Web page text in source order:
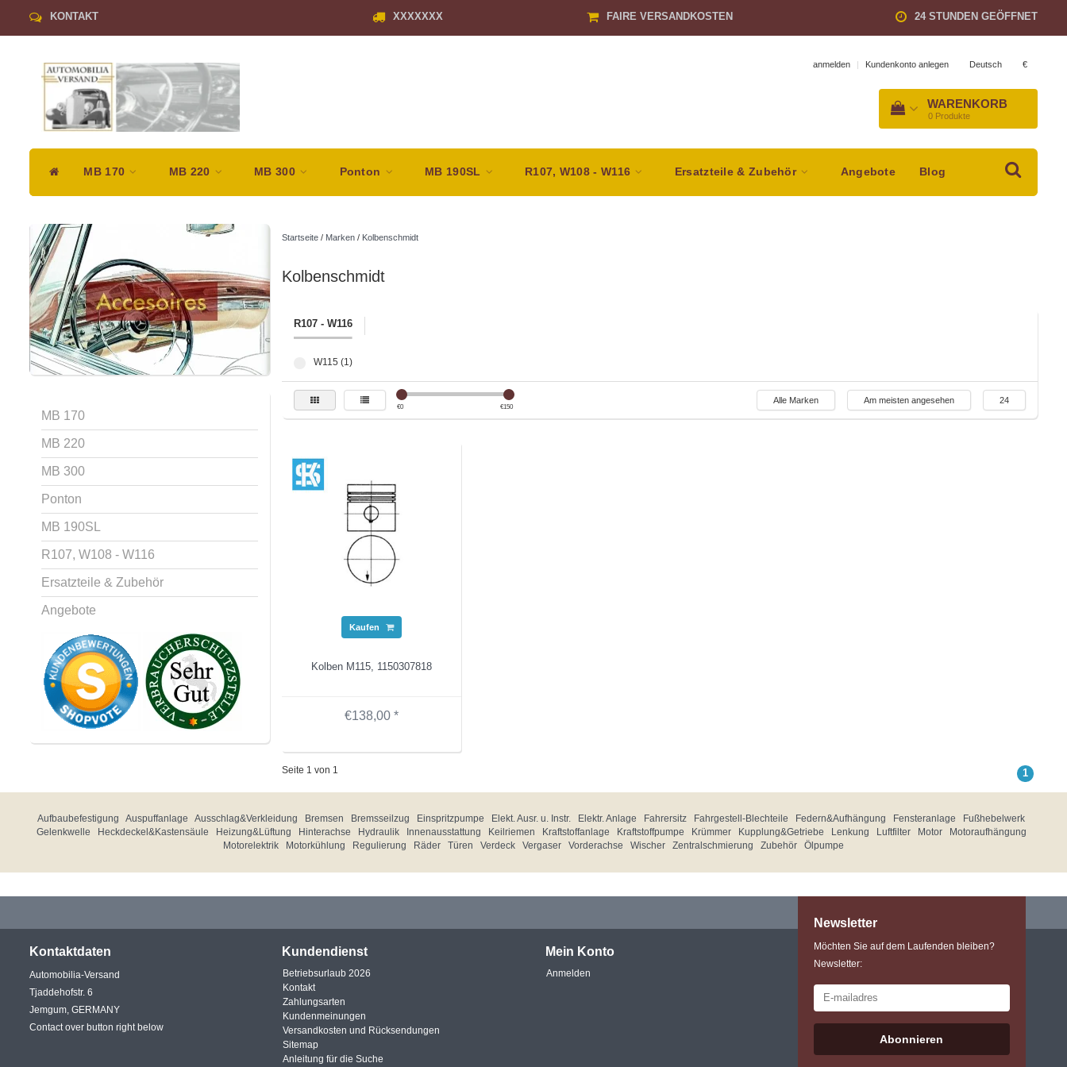
KONTAKT XXXXXXX FAIRE VERSANDKOSTEN 24 STUNDEN GEÖFFNET
anmelden | Kundenkonto anlegen Deutsch €
WARENKORB
0 Produkte
MB 170 MB 220 MB 300 Ponton MB 190SL R107, W108 - W116 Ersatzteile & Zubehör Angebote Blog
MB 170
MB 220
MB 300
Ponton
MB 190SL
R107, W108 - W116
Ersatzteile & Zubehör
Angebote
Startseite/ Marken/ Kolbenschmidt
Kolbenschmidt
R107 - W116
W115 (1)
€0 €150
Alle Marken Am meisten angesehen 24
Kaufen
Kolben M115, 1150307818
€138,00 *
Seite 1 von 1 1
Aufbaubefestigung Auspuffanlage Ausschlag&Verkleidung Bremsen Bremsseilzug Einspritzpumpe Elekt. Ausr. u. Instr. Elektr. Anlage Fahrersitz Fahrgestell-Blechteile Federn&Aufhängung Fensteranlage
Fußhebelwerk
Gelenkwelle
Heckdeckel&Kastensäule Heizung&Lüftung Hinterachse Hydraulik Innenausstattung Keilriemen Kraftstoffanlage Kraftstoffpumpe Krümmer Kupplung&Getriebe Lenkung Luftfilter Motor
Motoraufhängung
Motorelektrik
Motorkühlung Regulierung Räder Türen Verdeck Vergaser Vorderachse Wischer Zentralschmierung Zubehör Ölpumpe
Kontaktdaten
Automobilia-Versand
Tjaddehofstr. 6
Jemgum, GERMANY
Contact over button right below
Kundendienst
Betriebsurlaub 2026
Kontakt
Zahlungsarten
Kundenmeinungen
Versandkosten und Rücksendungen
Sitemap
Anleitung für die Suche
Mein Konto
Anmelden
Newsletter
Möchten Sie auf dem Laufenden bleiben?
Newsletter:
Abonnieren